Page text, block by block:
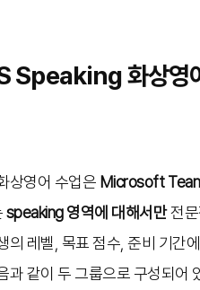
Speaking 화상영
상영어 수업은 Microsoft
speaking 영역에 대해서만전문
의 레벨, 목표 점수, 준비 기간
과 같이 두 그룹으로 구성되어